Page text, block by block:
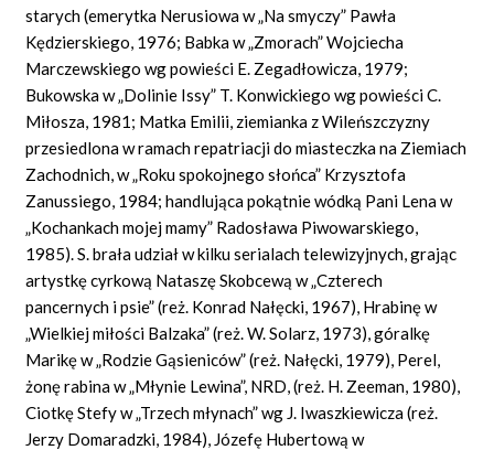
starych (emerytka Nerusiowa w „Na smyczy” Pawła
Kędzierskiego, 1976; Babka w „Zmorach” Wojciecha
Marczewskiego wg powieści E. Zegadłowicza, 1979;
Bukowska w „Dolinie Issy” T. Konwickiego wg powieści C.
Miłosza, 1981; Matka Emilii, ziemianka z Wileńszczyzny
przesiedlona w ramach repatriacji do miasteczka na Ziemiach
Zachodnich, w „Roku spokojnego słońca” Krzysztofa
Zanussiego, 1984; handlująca pokątnie wódką Pani Lena w
„Kochankach mojej mamy” Radosława Piwowarskiego,
1985). S. brała udział w kilku serialach telewizyjnych, grając
artystkę cyrkową Nataszę Skobcewą w „Czterech
pancernych i psie” (reż. Konrad Nałęcki, 1967), Hrabinę w
„Wielkiej miłości Balzaka” (reż. W. Solarz, 1973), góralkę
Marikę w „Rodzie Gąsieniców” (reż. Nałęcki, 1979), Perel,
żonę rabina w „Młynie Lewina”, NRD, (reż. H. Zeeman, 1980),
Ciotkę Stefy w „Trzech młynach” wg J. Iwaszkiewicza (reż.
Jerzy Domaradzki, 1984), Józefę Hubertową w